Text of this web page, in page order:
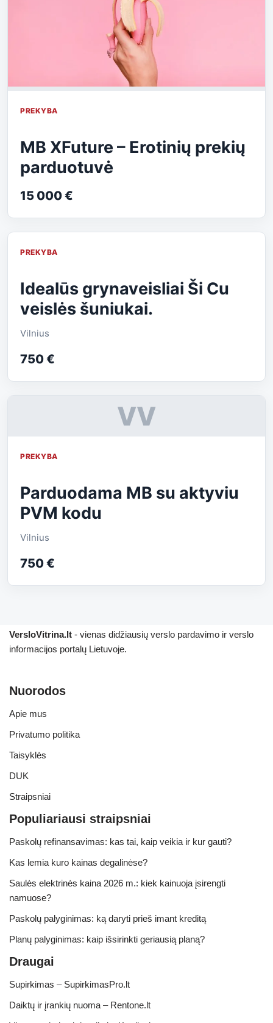
PREKYBA
MB XFuture – Erotinių prekių
parduotuvė
15 000 €
PREKYBA
Idealūs grynaveisliai Ši Cu
veislės šuniukai.
Vilnius
750 €
VV
PREKYBA
Parduodama MB su aktyviu
PVM kodu
Vilnius
750 €
VersloVitrina.lt - vienas didžiausių verslo pardavimo ir verslo
informacijos portalų Lietuvoje.
Nuorodos
Apie mus
Privatumo politika
Taisyklės
DUK
Straipsniai
Populiariausi straipsniai
Paskolų refinansavimas: kas tai, kaip veikia ir kur gauti?
Kas lemia kuro kainas degalinėse?
Saulės elektrinės kaina 2026 m.: kiek kainuoja įsirengti
namuose?
Paskolų palyginimas: ką daryti prieš imant kreditą
Planų palyginimas: kaip išsirinkti geriausią planą?
Draugai
Supirkimas – SupirkimasPro.lt
Daiktų ir įrankių nuoma – Rentone.lt